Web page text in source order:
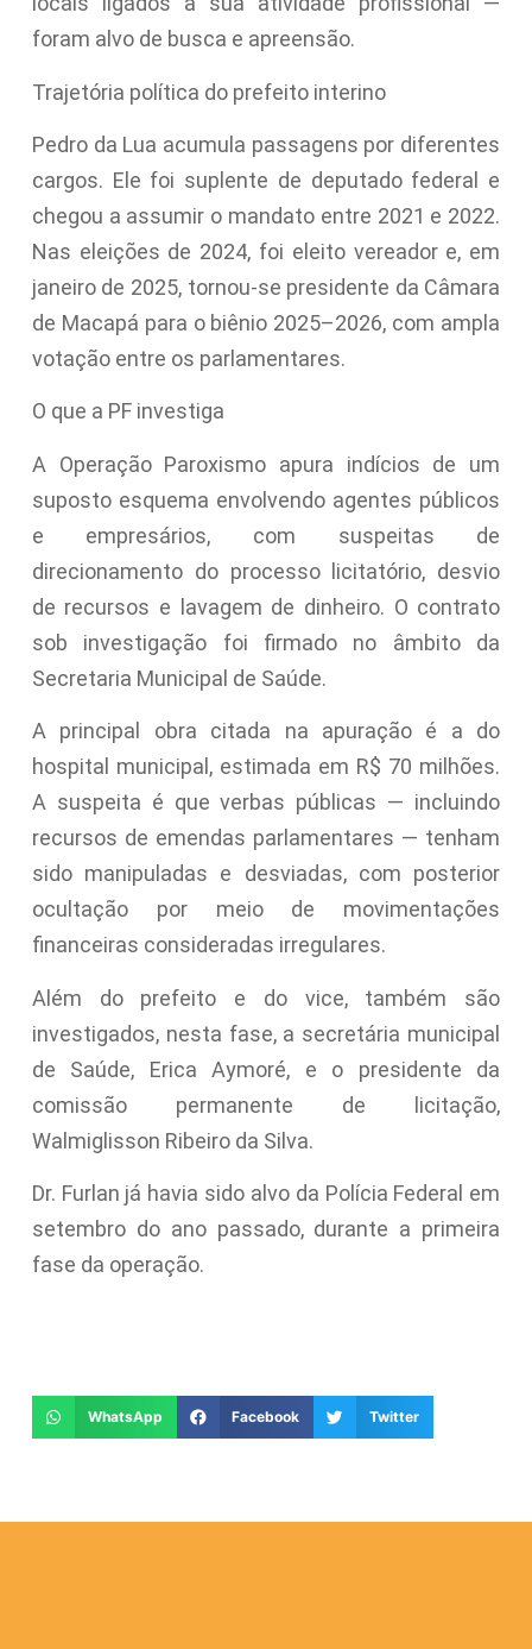
foram alvo de busca e apreensão.
Trajetória política do prefeito interino
Pedro da Lua acumula passagens por diferentes
cargos. Ele foi suplente de deputado federal e
chegou a assumir o mandato entre 2021 e 2022.
Nas eleições de 2024, foi eleito vereador e, em
janeiro de 2025, tornou-se presidente da Câmara
de Macapá para o biênio 2025–2026, com ampla
votação entre os parlamentares.
O que a PF investiga
A Operação Paroxismo apura indícios de um
suposto esquema envolvendo agentes públicos
e empresários, com suspeitas de
direcionamento do processo licitatório, desvio
de recursos e lavagem de dinheiro. O contrato
sob investigação foi firmado no âmbito da
Secretaria Municipal de Saúde.
A principal obra citada na apuração é a do
hospital municipal, estimada em R$ 70 milhões.
A suspeita é que verbas públicas — incluindo
recursos de emendas parlamentares — tenham
sido manipuladas e desviadas, com posterior
ocultação por meio de movimentações
financeiras consideradas irregulares.
Além do prefeito e do vice, também são
investigados, nesta fase, a secretária municipal
de Saúde, Erica Aymoré, e o presidente da
comissão permanente de licitação,
Walmiglisson Ribeiro da Silva.
Dr. Furlan já havia sido alvo da Polícia Federal em
setembro do ano passado, durante a primeira
fase da operação.
WhatsApp Facebook Twitter